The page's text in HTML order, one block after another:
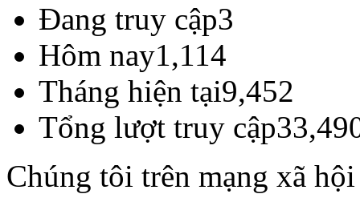
Đang truy cập3
Hôm nay1,114
Tháng hiện tại9,452
Tổng lượt truy cập
Chúng tôi trên mạng xã hội